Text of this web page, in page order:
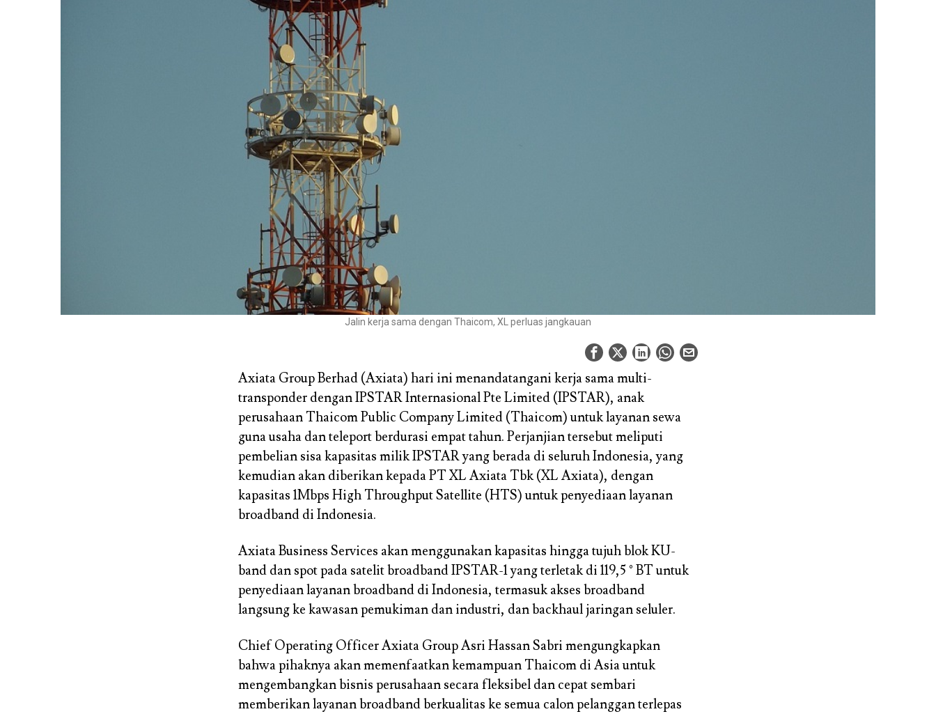
Jalin kerja sama dengan Thaicom, XL perluas jangkauan
Axiata Group Berhad (Axiata) hari ini menandatangani kerja sama multi-
transponder dengan IPSTAR Internasional Pte Limited (IPSTAR), anak
perusahaan Thaicom Public Company Limited (Thaicom) untuk layanan sewa
guna usaha dan teleport berdurasi empat tahun. Perjanjian tersebut meliputi
pembelian sisa kapasitas milik IPSTAR yang berada di seluruh Indonesia, yang
kemudian akan diberikan kepada PT XL Axiata Tbk (XL Axiata), dengan
kapasitas 1Mbps High Throughput Satellite (HTS) untuk penyediaan layanan
broadband di Indonesia.
Axiata Business Services akan menggunakan kapasitas hingga tujuh blok KU-
band dan spot pada satelit broadband IPSTAR-1 yang terletak di 119,5 ° BT untuk
penyediaan layanan broadband di Indonesia, termasuk akses broadband
langsung ke kawasan pemukiman dan industri, dan backhaul jaringan seluler.
Chief Operating Officer Axiata Group Asri Hassan Sabri mengungkapkan
bahwa pihaknya akan memenfaatkan kemampuan Thaicom di Asia untuk
mengembangkan bisnis perusahaan secara fleksibel dan cepat sembari
memberikan layanan broadband berkualitas ke semua calon pelanggan terlepas